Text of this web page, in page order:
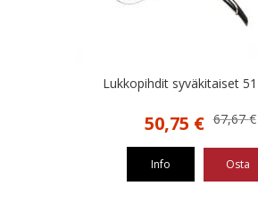
Lukkopihdit syväkitaiset
67,67€
67,67 €.
50,75 €Nykyinen
50,75 €.
Info Osta